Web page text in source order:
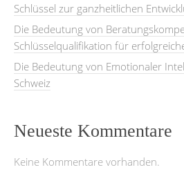
Schlüssel zur ganzheitlichen
Die Bedeutung von
Schlüsselqualifikation für
Die Bedeutung von Emotionaler
Schweiz
Neueste Kommentare
Keine Kommentare vorhanden.